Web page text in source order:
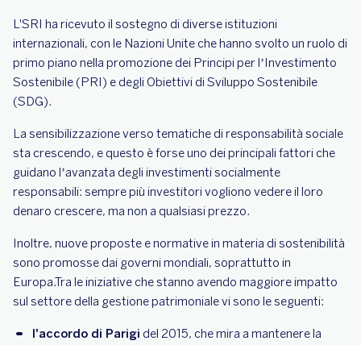
L'SRI ha ricevuto il sostegno di diverse istituzioni
internazionali, con le Nazioni Unite che hanno svolto un ruolo di
primo piano nella promozione dei Principi per l’Investimento
Sostenibile (PRI) e degli Obiettivi di Sviluppo Sostenibile
(SDG).
La sensibilizzazione verso tematiche di responsabilità sociale
sta crescendo, e questo è forse uno dei principali fattori che
guidano l’avanzata degli investimenti socialmente
responsabili: sempre più investitori vogliono vedere il loro
denaro crescere, ma non a qualsiasi prezzo.
Inoltre, nuove proposte e normative in materia di sostenibilità
sono promosse dai governi mondiali, soprattutto in
Europa.Tra le iniziative che stanno avendo maggiore impatto
sul settore della gestione patrimoniale vi sono le seguenti:
l'accordo di Parigi del 2015, che mira a mantenere la